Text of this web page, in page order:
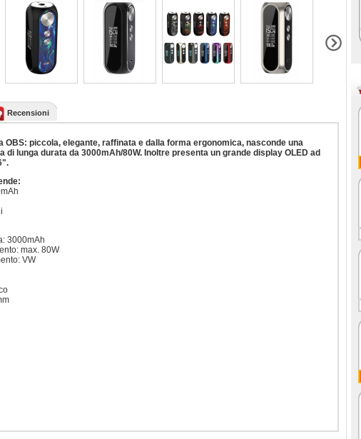
Recensioni
OBS: piccola, elegante, raffinata e dalla forma ergonomica, nasconde una
di lunga durata da 3000mAh/80W. Inoltre presenta un grande display OLED ad
3000mAh
max. 80W
VW